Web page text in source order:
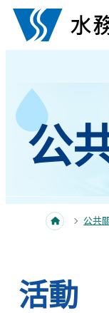
跳至內容
公
公共
活動